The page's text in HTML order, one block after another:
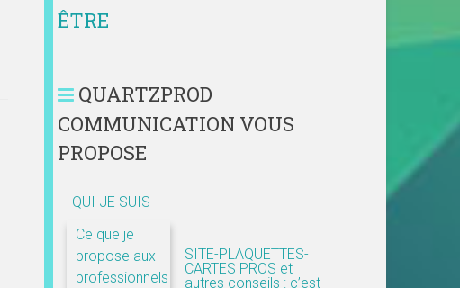
ÊTRE
QUARTZPROD
COMMUNICATION VOUS
PROPOSE
QUI JE SUIS
Ce que je
propose aux
professionnels
SITE-PLAQUETTES-
CARTES PROS et
autres conseils : c’est